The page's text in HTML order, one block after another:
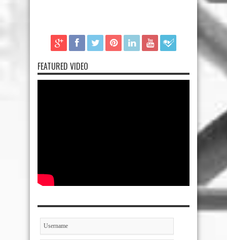
FEATURED VIDEO